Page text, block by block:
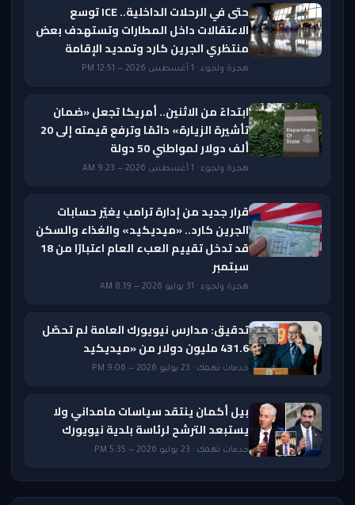
حتى في الرحلات الداخلية.. ICE توسع
الاعتقالات داخل المطارات وتستهدف بعض
منتظري الجرين كارد وتمديد الإقامة
هجرة ولجوء · 1 أغسطس 2026 — 12:51 PM
ابتداءً من الاثنين.. أمريكا تجعل «ضمان
تأشيرة الزيارة» دائمًا وترفع قيمته إلى 20
ألف دولار لمواطني 50 دولة
هجرة ولجوء · 1 أغسطس 2026 — 9:23 AM
قرار جديد من إدارة ترامب يغيّر حسابات
الجرين كارد.. «ميديكيد» والغذاء والسكن
قد تدخل تقييم العبء العام اعتبارًا من 18
سبتمبر
هجرة ولجوء · 31 يوليو 2026 — 8:19 AM
تدقيق: مدارس نيويورك العامة لم تحصّل
431.6 مليون دولار من «ميديكيد
خدمات تهمك · 23 يوليو 2026 — 9:06 PM
بيل أكمان ينتقد سياسات مامداني ولا
يستبعد الترشح لرئاسة بلدية نيويورك
خدمات تهمك · 23 يوليو 2026 — 5:35 PM